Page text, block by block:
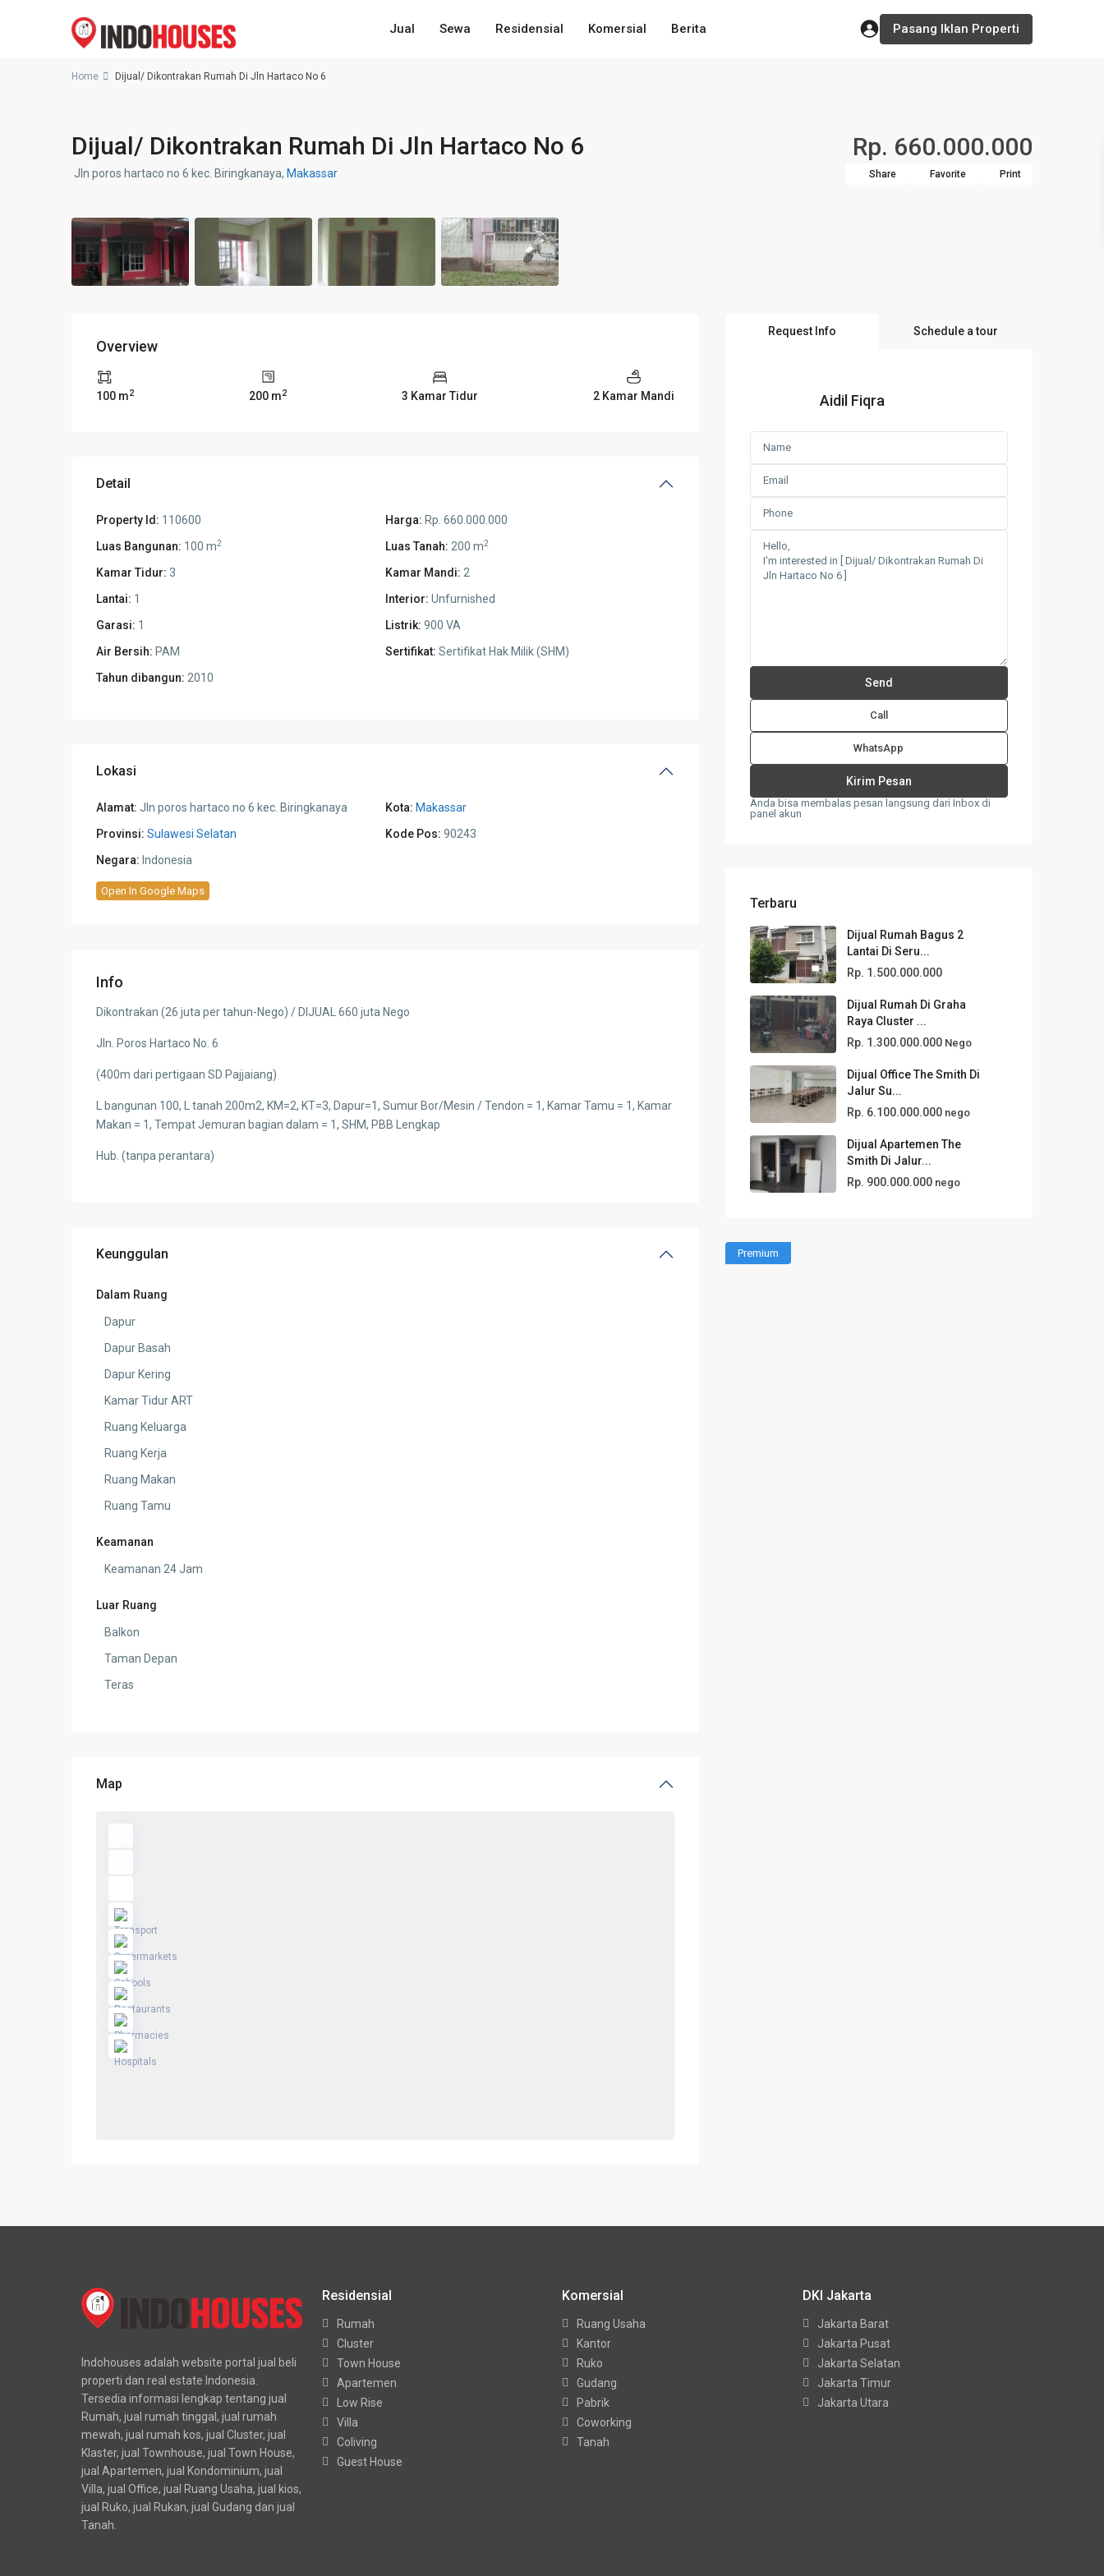
Jual Sewa Residensial Komersial Berita Pasang Iklan Properti
Home Dijual/ Dikontrakan Rumah Di Jln Hartaco No 6
Dijual/ Dikontrakan Rumah Di Jln Hartaco No 6 Rp. 660.000.000
Jln poros hartaco no 6 kec. Biringkanaya, Makassar Share Favorite Print
Overview
100 m2 200 m2 3 Kamar Tidur 2 Kamar Mandi
Detail
Property Id: 110600 Harga: Rp. 660.000.000
Luas Bangunan: 100 m2 Luas Tanah: 200 m2
Kamar Tidur: 3 Kamar Mandi: 2
Lantai: 1 Interior: Unfurnished
Garasi: 1 Listrik: 900 VA
Air Bersih: PAM Sertifikat: Sertifikat Hak Milik (SHM)
Tahun dibangun: 2010
Lokasi
Alamat: Jln poros hartaco no 6 kec. Biringkanaya Kota: Makassar
Provinsi: Sulawesi Selatan Kode Pos: 90243
Negara: Indonesia
Open In Google Maps
Info
Dikontrakan (26 juta per tahun-Nego) / DIJUAL 660 juta Nego
Jln. Poros Hartaco No. 6
(400m dari pertigaan SD Pajjaiang)
L bangunan 100, L tanah 200m2, KM=2, KT=3, Dapur=1, Sumur Bor/Mesin / Tendon = 1, Kamar Tamu = 1, Kamar
Makan = 1, Tempat Jemuran bagian dalam = 1, SHM, PBB Lengkap
Hub. (tanpa perantara)
Keunggulan
Dalam Ruang
Dapur
Dapur Basah
Dapur Kering
Kamar Tidur ART
Ruang Keluarga
Ruang Kerja
Ruang Makan
Ruang Tamu
Keamanan
Keamanan 24 Jam
Luar Ruang
Balkon
Taman Depan
Teras
Map
Request Info Schedule a tour
Aidil Fiqra
Call
WhatsApp
Anda bisa membalas pesan langsung dari Inbox di
panel akun
Terbaru
Dijual Rumah Bagus 2
Lantai Di Seru...
Rp. 1.500.000.000
Dijual Rumah Di Graha
Raya Cluster ...
Rp. 1.300.000.000 Nego
Dijual Office The Smith Di
Jalur Su...
Rp. 6.100.000.000 nego
Dijual Apartemen The
Smith Di Jalur...
Rp. 900.000.000 nego
Premium
Indohouses adalah website portal jual beli
properti dan real estate Indonesia.
Tersedia informasi lengkap tentang jual
Rumah, jual rumah tinggal, jual rumah
mewah, jual rumah kos, jual Cluster, jual
Klaster, jual Townhouse, jual Town House,
jual Apartemen, jual Kondominium, jual
Villa, jual Office, jual Ruang Usaha, jual kios,
jual Ruko, jual Rukan, jual Gudang dan jual
Tanah.
Residensial
Rumah
Cluster
Town House
Apartemen
Low Rise
Villa
Coliving
Guest House
Komersial
Ruang Usaha
Kantor
Ruko
Gudang
Pabrik
Coworking
Tanah
DKI Jakarta
Jakarta Barat
Jakarta Pusat
Jakarta Selatan
Jakarta Timur
Jakarta Utara